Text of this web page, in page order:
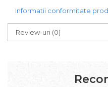
Informatii conformitate
Review-uri (0)